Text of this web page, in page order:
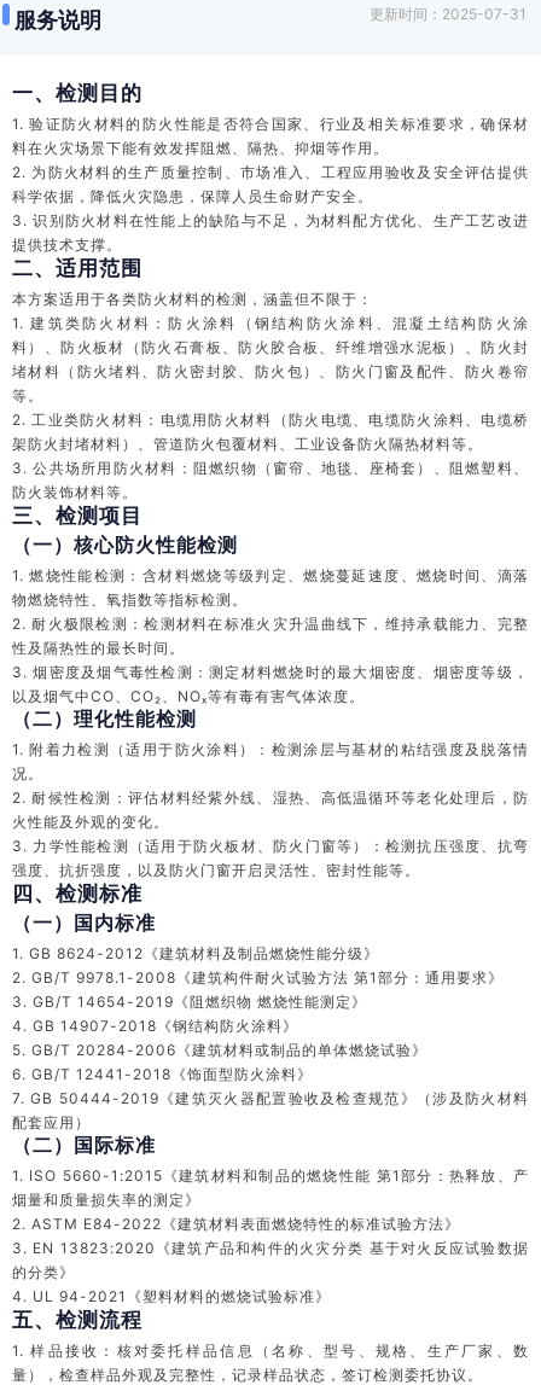
服务说明 更新时间：2025-07-31
一、检测目的
1. 验证防火材料的防火性能是否符合国家、行业及相关标准要求，确保材
料在火灾场景下能有效发挥阻燃、隔热、抑烟等作用。
2. 为防火材料的生产质量控制、市场准入、工程应用验收及安全评估提供
科学依据，降低火灾隐患，保障人员生命财产安全。
3. 识别防火材料在性能上的缺陷与不足，为材料配方优化、生产工艺改进
提供技术支撑。
二、适用范围
本方案适用于各类防火材料的检测，涵盖但不限于：
1. 建筑类防火材料：防火涂料（钢结构防火涂料、混凝土结构防火涂
料）、防火板材（防火石膏板、防火胶合板、纤维增强水泥板）、防火封
堵材料（防火堵料、防火密封胶、防火包）、防火门窗及配件、防火卷帘
等。
2. 工业类防火材料：电缆用防火材料（防火电缆、电缆防火涂料、电缆桥
架防火封堵材料）、管道防火包覆材料、工业设备防火隔热材料等。
3. 公共场所用防火材料：阻燃织物（窗帘、地毯、座椅套）、阻燃塑料、
防火装饰材料等。
三、检测项目
（一）核心防火性能检测
1. 燃烧性能检测：含材料燃烧等级判定、燃烧蔓延速度、燃烧时间、滴落
物燃烧特性、氧指数等指标检测。
2. 耐火极限检测：检测材料在标准火灾升温曲线下，维持承载能力、完整
性及隔热性的最长时间。
3. 烟密度及烟气毒性检测：测定材料燃烧时的最大烟密度、烟密度等级，
以及烟气中CO、CO₂、NOₓ等有毒有害气体浓度。
（二）理化性能检测
1. 附着力检测（适用于防火涂料）：检测涂层与基材的粘结强度及脱落情
况。
2. 耐候性检测：评估材料经紫外线、湿热、高低温循环等老化处理后，防
火性能及外观的变化。
3. 力学性能检测（适用于防火板材、防火门窗等）：检测抗压强度、抗弯
强度、抗折强度，以及防火门窗开启灵活性、密封性能等。
四、检测标准
（一）国内标准
1. GB 8624-2012《建筑材料及制品燃烧性能分级》
2. GB/T 9978.1-2008《建筑构件耐火试验方法 第1部分：通用要求》
3. GB/T 14654-2019《阻燃织物 燃烧性能测定》
4. GB 14907-2018《钢结构防火涂料》
5. GB/T 20284-2006《建筑材料或制品的单体燃烧试验》
6. GB/T 12441-2018《饰面型防火涂料》
7. GB 50444-2019《建筑灭火器配置验收及检查规范》（涉及防火材料
配套应用）
（二）国际标准
1. ISO 5660-1:2015《建筑材料和制品的燃烧性能 第1部分：热释放、产
烟量和质量损失率的测定》
2. ASTM E84-2022《建筑材料表面燃烧特性的标准试验方法》
3. EN 13823:2020《建筑产品和构件的火灾分类 基于对火反应试验数据
的分类》
4. UL 94-2021《塑料材料的燃烧试验标准》
五、检测流程
1. 样品接收：核对委托样品信息（名称、型号、规格、生产厂家、数
量），检查样品外观及完整性，记录样品状态，签订检测委托协议。